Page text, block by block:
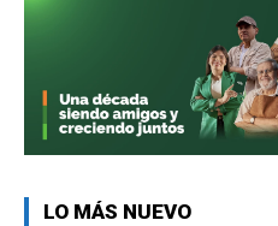
LO MÁS NUEVO